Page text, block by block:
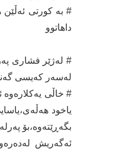
# بە کورتی ئەڵێن
داھاتوو
# لەژێر فشاری
لەسەر کەیسی
# خاڵی
یاخود
بگەڕێتەوە،بۆ
ئەگەریش